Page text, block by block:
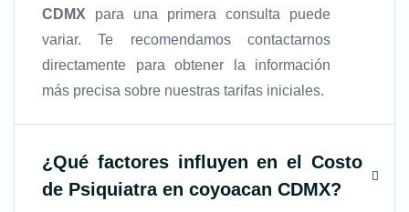
CDMX para una primera consulta puede
variar. Te recomendamos contactarnos
directamente para obtener la información
más precisa sobre nuestras tarifas iniciales.
¿Qué factores influyen en el Costo
de Psiquiatra en coyoacan CDMX?